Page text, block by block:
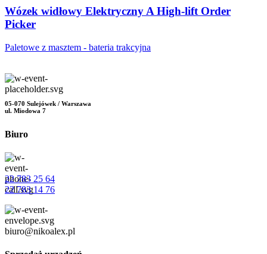
Wózek widłowy Elektryczny A High-lift Order
Picker
Paletowe z masztem - bateria trakcyjna
05-070 Sulejówek / Warszawa
ul. Miodowa 7
Biuro
22 783 25 64
22 783 14 76
biuro@nikoalex.pl